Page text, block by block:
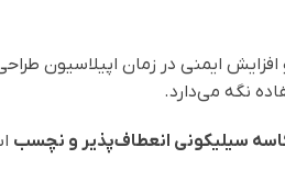
ایمنی در زمان اپیلاسیون
نگه می‌دارد.
سیلیکونی انعطاف‌پذیر و نچسب